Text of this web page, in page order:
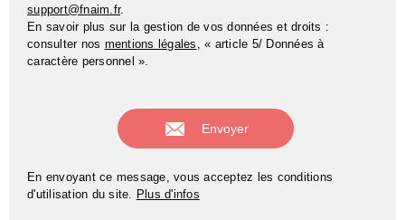
support@fnaim.fr.
En savoir plus sur la gestion de vos données et droits :
consulter nos mentions légales , « article 5/ Données à
caractère personnel ».
En envoyant ce message, vous acceptez les conditions
d'utilisation du site.
Plus d'infos